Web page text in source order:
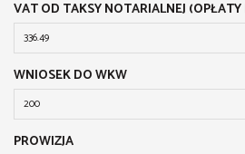
VAT OD TAKSY NOTARIALNEJ
WNIOSEK DO WKW
PROWIZJA